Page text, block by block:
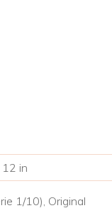
in
1/10), Original